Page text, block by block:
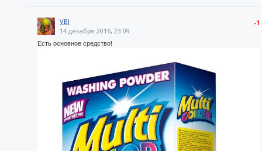
-1
VBI
14 декабря 2016, 23:09
Есть основное средство!